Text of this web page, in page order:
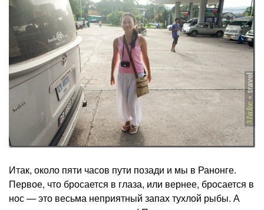
Итак, около пяти часов пути позади и мы в Ранонге.
Первое, что бросается в глаза, или вернее, бросается в
нос — это весьма неприятный запах тухлой рыбы. А